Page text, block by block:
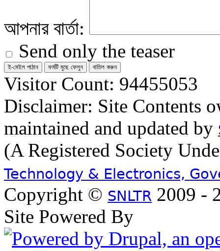
আপনার বার্তা:
Send only the teaser
Visitor Count: 94455053
Disclaimer: Site Contents
maintained and updated by
(A Registered Society
Technology & Electronics,
Copyright © SNLTR 2009 -
Site Powered By